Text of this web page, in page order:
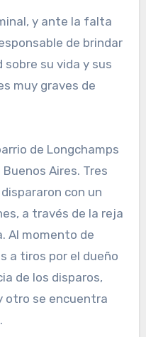
de brindar
sobre su vida y sus
muy graves de
de Longchamps
Aires. Tres
con un
a través de la reja
Al momento de
a tiros por el dueño
de los disparos,
otro se encuentra